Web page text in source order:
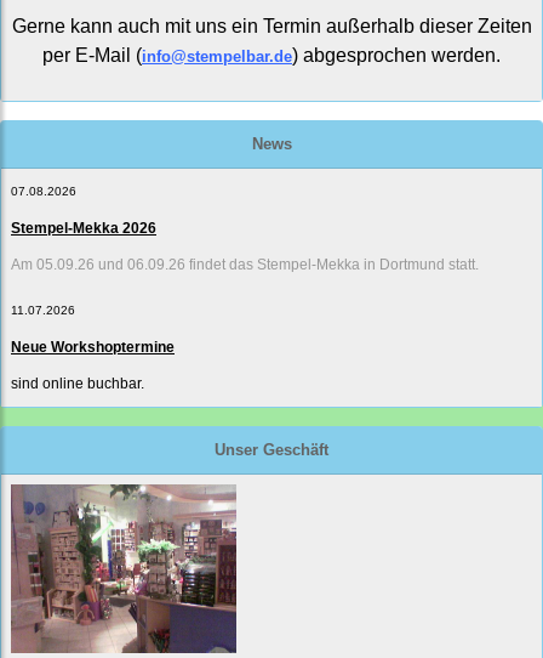
Gerne kann auch mit uns ein Termin außerhalb dieser Zeiten
per E-Mail (info@stempelbar.de) abgesprochen werden.
News
07.08.2026
Stempel-Mekka 2026
Am 05.09.26 und 06.09.26 findet das Stempel-Mekka in Dortmund statt.
11.07.2026
Neue Workshoptermine
sind online buchbar.
Unser Geschäft